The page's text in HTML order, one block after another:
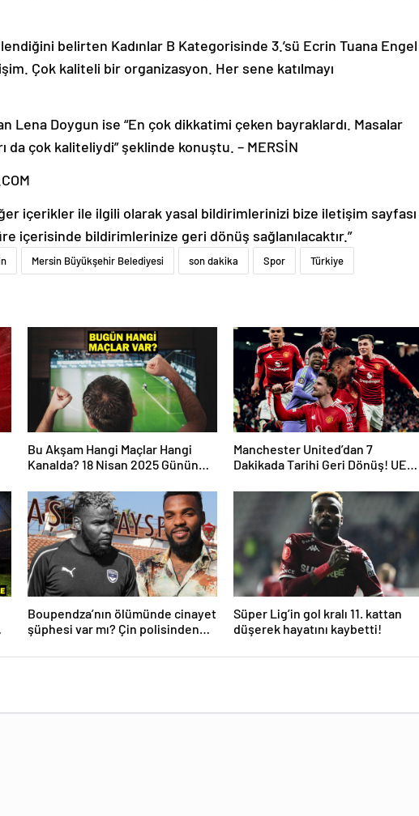
belirten Kadınlar B Kategorisinde 3.’sü Ecrin Tuana Engel
Çok kaliteli bir organizasyon. Her sene katılmayı
Lena Doygun ise “En çok dikkatimi çeken bayraklardı. Masalar
da çok kaliteliydi” şeklinde konuştu. – MERSİN
içerikler ile ilgili olarak yasal bildirimlerinizi bize iletişim sayfası
içerisinde bildirimlerinize geri dönüş sağlanılacaktır.”
Mersin Büyükşehir Belediyesi son dakika Spor Türkiye
Bu Akşam Hangi Maçlar Hangi
Kanalda? 18 Nisan 2025 Günün
Manchester United’dan 7
Dakikada Tarihi Geri Dönüş! UEFA
Boupendza’nın ölümünde cinayet
şüphesi var mı? Çin polisinden
Süper Lig’in gol kralı 11. kattan
düşerek hayatını kaybetti!